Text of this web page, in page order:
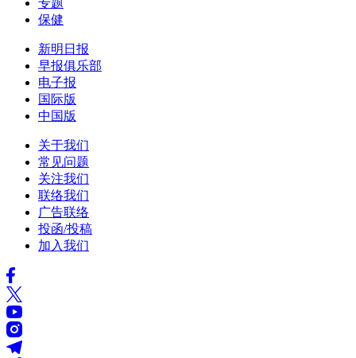
专题
保健
新明日报
早报俱乐部
电子报
国际版
中国版
关于我们
常见问题
关注我们
联络我们
广告联络
投函/投稿
加入我们